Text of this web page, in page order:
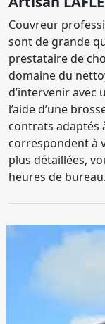
Couvreur
sont de grande
prestataire de
domaine du
d’intervenir avec
l’aide d’une
contrats adaptés
correspondent à
plus détaillées,
heures de bureau.